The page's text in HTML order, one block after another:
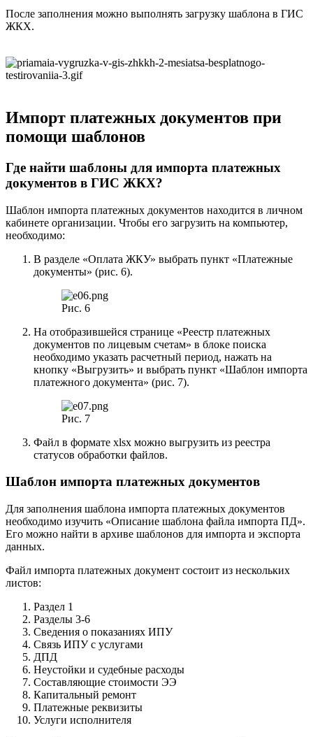
После заполнения можно выполнять загрузку шаблона в ГИС
ЖКХ.
Импорт платежных документов при
помощи шаблонов
Где найти шаблоны для импорта платежных
документов в ГИС ЖКХ?
Шаблон импорта платежных документов находится в личном
кабинете организации. Чтобы его загрузить на компьютер,
необходимо:
В разделе «Оплата ЖКУ» выбрать пункт «Платежные
документы» (рис. 6).
Рис. 6
На отобразившейся странице «Реестр платежных
документов по лицевым счетам» в блоке поиска
необходимо указать расчетный период, нажать на
кнопку «Выгрузить» и выбрать пункт «Шаблон импорта
платежного документа» (рис. 7).
Рис. 7
Файл в формате xlsx можно выгрузить из реестра
статусов обработки файлов.
Шаблон импорта платежных документов
Для заполнения шаблона импорта платежных документов
необходимо изучить «Описание шаблона файла импорта ПД».
Его можно найти в архиве шаблонов для импорта и экспорта
данных.
Файл импорта платежных документ состоит из нескольких
листов:
Раздел 1
Разделы 3-6
Сведения о показаниях ИПУ
Связь ИПУ с услугами
ДПД
Неустойки и судебные расходы
Составляющие стоимости ЭЭ
Капитальный ремонт
Платежные реквизиты
Услуги исполнителя